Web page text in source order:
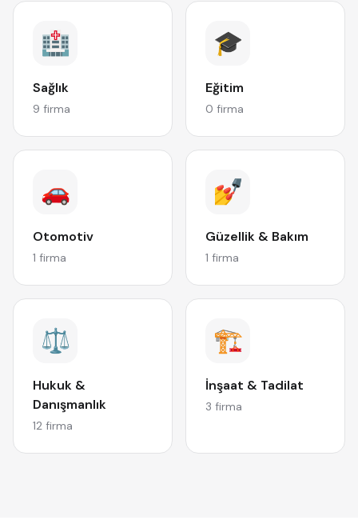
🏥
Sağlık
9 firma
🎓
Eğitim
0 firma
🚗
Otomotiv
1 firma
💅
Güzellik & Bakım
1 firma
⚖️
Hukuk &
Danışmanlık
12 firma
🏗️
İnşaat & Tadilat
3 firma